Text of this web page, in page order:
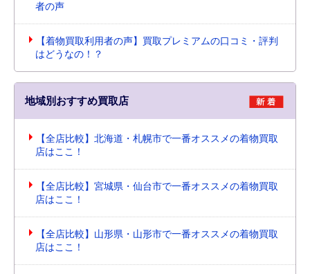
者の声
【着物買取利用者の声】買取プレミアムの口コミ・評判
はどうなの！？
地域別おすすめ買取店
【全店比較】北海道・札幌市で一番オススメの着物買取
店はここ！
【全店比較】宮城県・仙台市で一番オススメの着物買取
店はここ！
【全店比較】山形県・山形市で一番オススメの着物買取
店はここ！